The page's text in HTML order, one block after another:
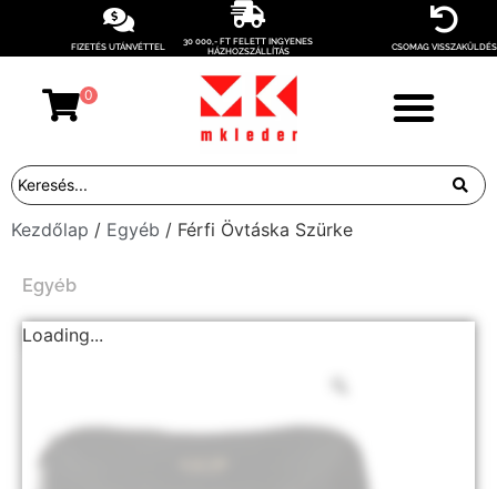
FIZETÉS UTÁNVÉTTEL
30 000,- FT FELETT INGYENES
HÁZHOZSZÁLLÍTÁS
CSOMAG VISSZAKÜLDÉS
0
Kezdőlap / Egyéb / Férfi Övtáska Szürke
Egyéb
Loading...